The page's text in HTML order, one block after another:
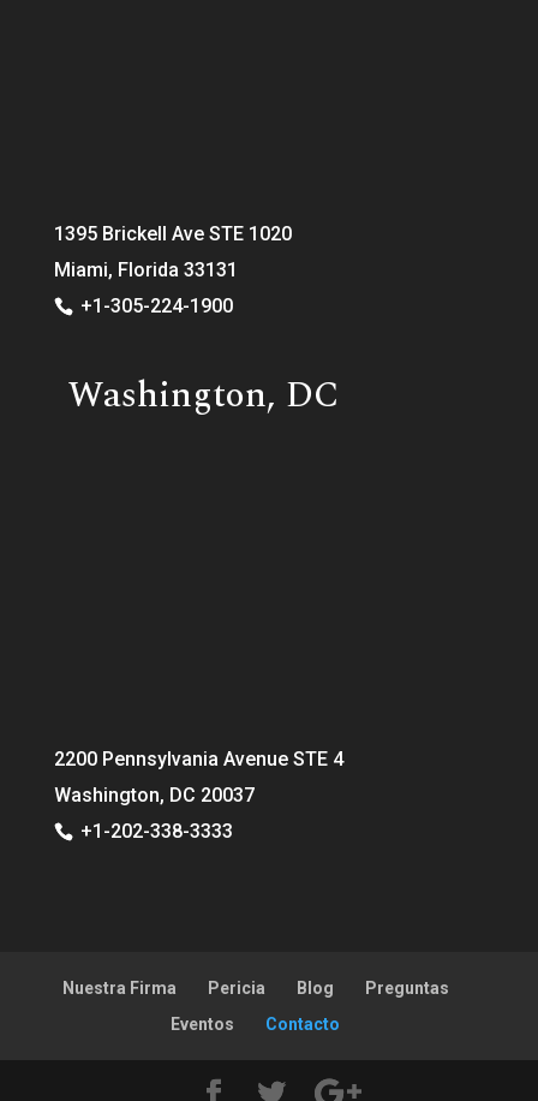
1395 Brickell Ave STE 1020
Miami, Florida 33131
+1-305-224-1900
Washington, DC
2200 Pennsylvania Avenue STE 4
Washington, DC 20037
+1-202-338-3333
Nuestra Firma Pericia Blog
Preguntas
Eventos
Contacto